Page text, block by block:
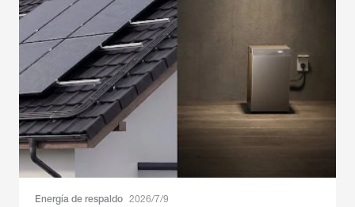
Energía de respaldo 2026/7/9